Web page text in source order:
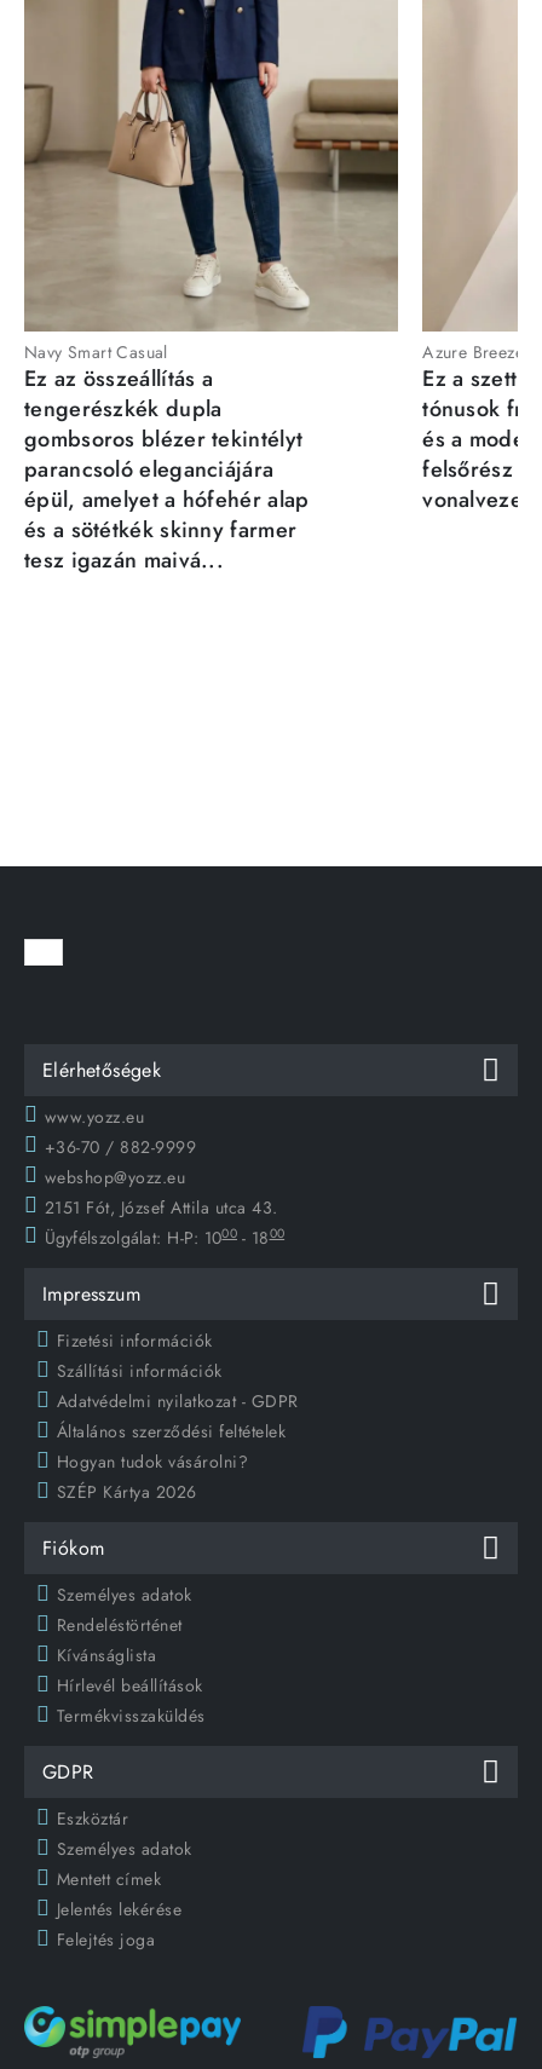
Navy Smart Casual
Ez az összeállítás a
tengerészkék dupla
gombsoros blézer tekintélyt
parancsoló eleganciájára
épül, amelyet a hófehér alap
és a sötétkék skinny farmer
tesz igazán maivá...
Azure Breeze
Ez a szett
tónusok
és a
felsőrész
Elérhetőségek
www.yozz.eu
+36-70 / 882-9999
webshop@yozz.eu
2151 Fót, József Attila utca 43.
Ügyfélszolgálat: H-P: 1000 - 1800
Impresszum
Fizetési információk
Szállítási információk
Adatvédelmi nyilatkozat - GDPR
Általános szerződési feltételek
Hogyan tudok vásárolni?
SZÉP Kártya 2026
Fiókom
Személyes adatok
Rendeléstörténet
Kívánságlista
Hírlevél beállítások
Termékvisszaküldés
GDPR
Eszköztár
Személyes adatok
Mentett címek
Jelentés lekérése
Felejtés joga